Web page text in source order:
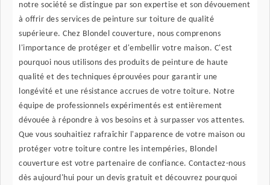
notre société se distingue par son expertise et son dévouement
à offrir des services de peinture sur toiture de qualité
supérieure. Chez Blondel couverture, nous comprenons
l'importance de protéger et d'embellir votre maison. C'est
pourquoi nous utilisons des produits de peinture de haute
qualité et des techniques éprouvées pour garantir une
longévité et une résistance accrues de votre toiture. Notre
équipe de professionnels expérimentés est entièrement
dévouée à répondre à vos besoins et à surpasser vos attentes.
Que vous souhaitiez rafraîchir l'apparence de votre maison ou
protéger votre toiture contre les intempéries, Blondel
couverture est votre partenaire de confiance. Contactez-nous
dès aujourd'hui pour un devis gratuit et découvrez pourquoi